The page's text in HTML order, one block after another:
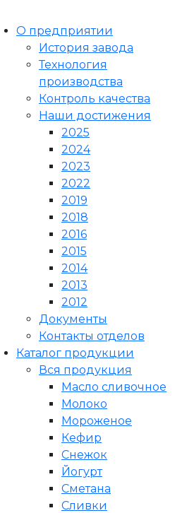
О предприятии
История завода
Технология
производства
Контроль качества
Наши достижения
2025
2024
2023
2022
2019
2018
2016
2015
2014
2013
2012
Документы
Контакты отделов
Каталог продукции
Вся продукция
Масло сливочное
Молоко
Мороженое
Кефир
Снежок
Йогурт
Сметана
Сливки